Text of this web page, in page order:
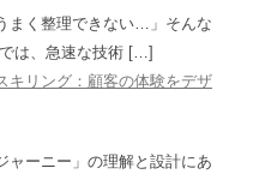
まく整理できない…」そんな
は、急速な技術 […]
キリング：顧客の体験をデザ
ャーニー」の理解と設計にあ